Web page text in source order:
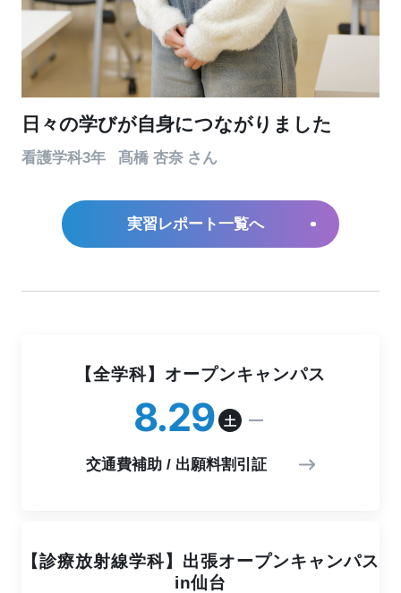
日々の学びが自身につながりました
看護学科3年 髙橋 杏奈 さん
実習レポート一覧へ
【全学科】オープンキャンパス
8 29 土
交通費補助 / 出願料割引証
【診療放射線学科】出張オープンキャンパス
in仙台